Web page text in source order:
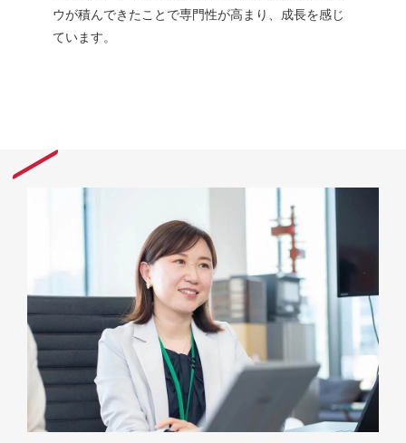
ウが積んできたことで専門性が高まり、成長を感じ
ています。